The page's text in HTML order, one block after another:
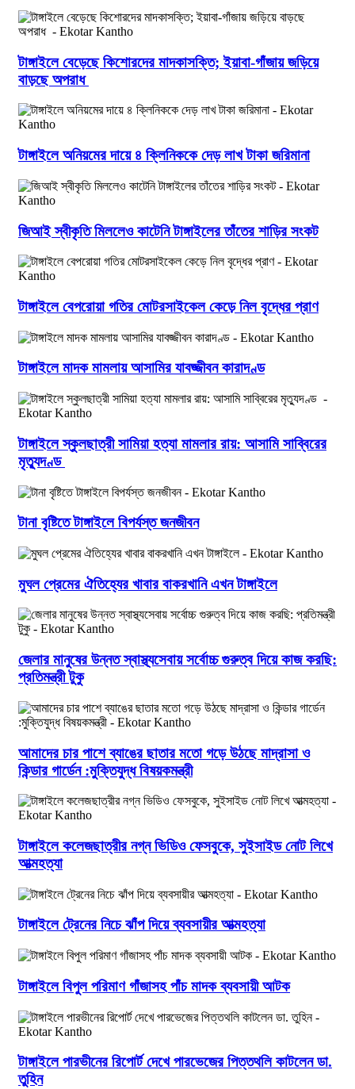
টাঙ্গাইলে বেড়েছে কিশোরদের মাদকাসক্তি; ইয়াবা-গাঁজায় জড়িয়ে
বাড়ছে অপরাধ
টাঙ্গাইলে অনিয়মের দায়ে ৪ ক্লিনিককে দেড় লাখ টাকা জরিমানা
জিআই স্বীকৃতি মিললেও কাটেনি টাঙ্গাইলের তাঁতের শাড়ির সংকট
টাঙ্গাইলে বেপরোয়া গতির মোটরসাইকেল কেড়ে নিল বৃদ্ধের প্রাণ
টাঙ্গাইলে মাদক মামলায় আসামির যাবজ্জীবন কারাদণ্ড
টাঙ্গাইলে স্কুলছাত্রী সামিয়া হত্যা মামলার রায়: আসামি সাব্বিরের
মৃত্যুদণ্ড
টানা বৃষ্টিতে টাঙ্গাইলে বিপর্যস্ত জনজীবন
মুঘল প্রেমের ঐতিহ্যের খাবার বাকরখানি এখন টাঙ্গাইলে
জেলার মানুষের উন্নত স্বাস্থ্যসেবায় সর্বোচ্চ গুরুত্ব দিয়ে কাজ করছি:
প্রতিমন্ত্রী টুকু
আমাদের চার পাশে ব্যাঙের ছাতার মতো গড়ে উঠছে মাদ্রাসা ও
কিন্ডার গার্ডেন :মুক্তিযুদ্ধ বিষয়কমন্ত্রী
টাঙ্গাইলে কলেজছাত্রীর নগ্ন ভিডিও ফেসবুকে, সুইসাইড নোট লিখে
আত্মহত্যা
টাঙ্গাইলে ট্রেনের নিচে ঝাঁপ দিয়ে ব্যবসায়ীর আত্মহত্যা
টাঙ্গাইলে বিপুল পরিমাণ গাঁজাসহ পাঁচ মাদক ব্যবসায়ী আটক
টাঙ্গাইলে পারভীনের রিপোর্ট দেখে পারভেজের পিত্তথলি কাটলেন ডা.
তুহিন